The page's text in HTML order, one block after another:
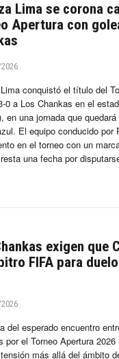
Lima se corona
Apertura con
conquistó el título del
0 a Los Chankas en el
en una jornada que
El equipo conducido por
en el torneo con un
una fecha por
exigen que
FIFA para
del esperado encuentro
por el Torneo Apertura
más allá del ámbito